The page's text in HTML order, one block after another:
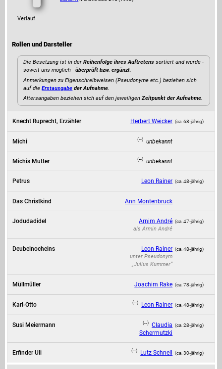
Verlauf
Rollen und Darsteller
Die Besetzung ist in derReihenfolge ihres Auftretens sortiert und wurde -
soweit uns möglich -überprüft bzw. ergänzt.
Anmerkungen zu Eigenschreibweisen (Pseudonyme etc.) beziehen sich
auf dieErstausgabe der Aufnahme.
Altersangaben beziehen sich auf den jeweiligenZeitpunkt der Aufnahme.
Knecht Ruprecht, Erzähler Herbert Weicker (ca. 68‑jährig)
Michi (--) unbekannt
Michis Mutter (--) unbekannt
Petrus Leon Rainer (ca. 48‑jährig)
Das Christkind Ann Montenbruck
Jodudadidel Arnim André
alsArmin André
(ca. 47‑jährig)
Deubelnocheins Leon Rainer
unter Pseudonym
„Julius Kummer“
(ca. 48‑jährig)
Müllmüller Joachim Rake (ca. 78‑jährig)
Karl-Otto (--) Leon Rainer (ca. 48‑jährig)
Susi Meiermann (--) Claudia
Schermutzki
(ca. 28‑jährig)
Erfinder Uli (--) Lutz Schnell (ca. 30‑jährig)